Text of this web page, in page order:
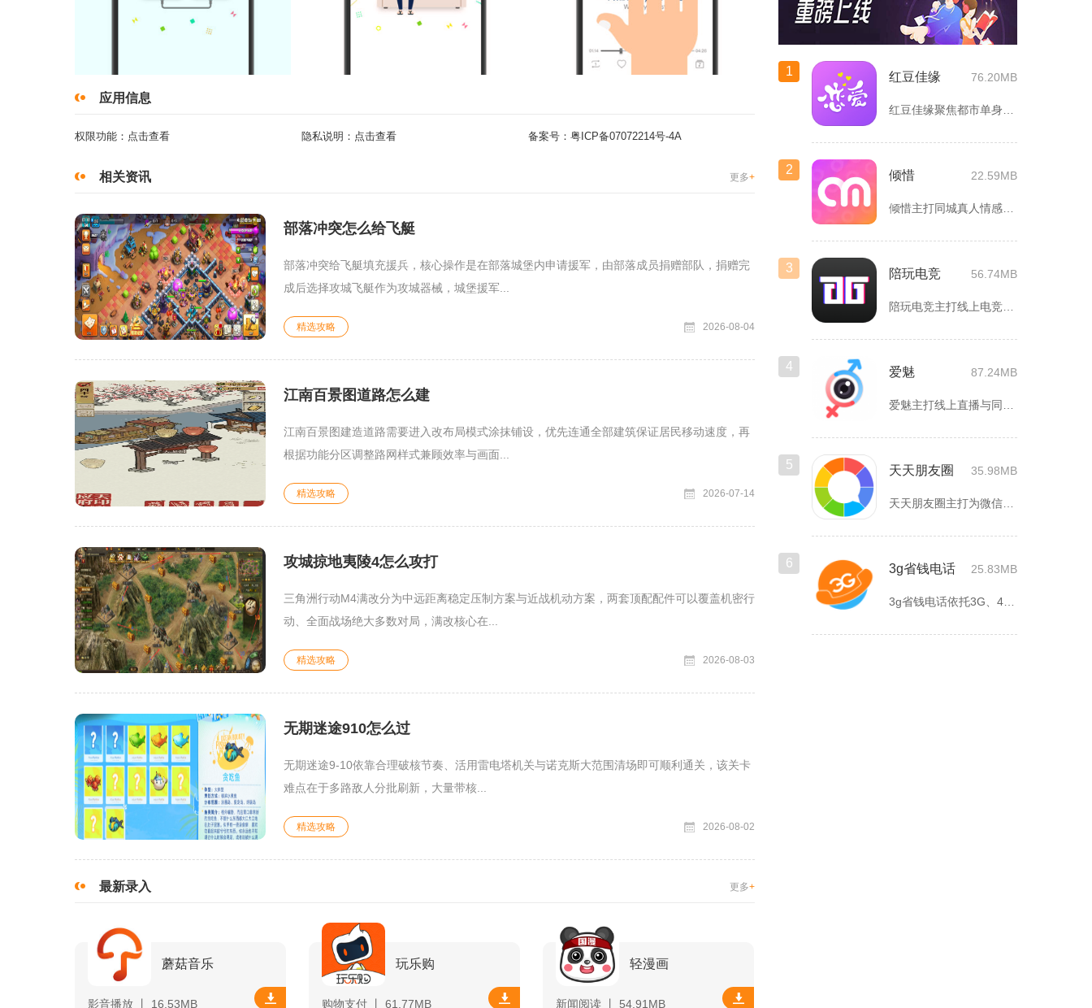
应用信息
权限功能： 点击查看 隐私说明： 点击查看 备案号： 粤ICP备07072214号-4A
相关资讯 更多+
部落冲突怎么给飞艇
部落冲突给飞艇填充援兵，核心操作是在部落城堡内申请援军，由部落成员捐赠部队，捐赠完
成后选择攻城飞艇作为攻城器械，城堡援军...
精选攻略 2026-08-04
江南百景图道路怎么建
江南百景图建造道路需要进入改布局模式涂抹铺设，优先连通全部建筑保证居民移动速度，再
根据功能分区调整路网样式兼顾效率与画面...
精选攻略 2026-07-14
攻城掠地夷陵4怎么攻打
三角洲行动M4满改分为中远距离稳定压制方案与近战机动方案，两套顶配配件可以覆盖机密行
动、全面战场绝大多数对局，满改核心在...
精选攻略 2026-08-03
无期迷途910怎么过
无期迷途9-10依靠合理破核节奏、活用雷电塔机关与诺克斯大范围清场即可顺利通关，该关卡
难点在于多路敌人分批刷新，大量带核...
精选攻略 2026-08-02
最新录入 更多+
蘑菇音乐
影音播放 丨 16.53MB
玩乐购
购物支付 丨 61.77MB
轻漫画
新闻阅读 丨 54.91MB
1 红豆佳缘 76.20MB
红豆佳缘聚焦都市单身人群严肃婚恋需求，搭建线上线下联动的真实...
2 倾惜 22.59MB
倾惜主打同城真人情感社交，面向有交友、脱单需求的年轻用户，依...
3 陪玩电竞 56.74MB
陪玩电竞主打线上电竞组队、游戏陪练服务，覆盖手游、端游多款热...
4 爱魅 87.24MB
爱魅主打线上直播与同城轻社交融合服务，整合影音直播、兴趣社群...
5 天天朋友圈 35.98MB
天天朋友圈主打为微信以及各类社交平台提供全套发圈素材，涵盖文...
6 3g省钱电话 25.83MB
3g省钱电话依托3G、4G、5G及WiFi网络实现低资费通话...